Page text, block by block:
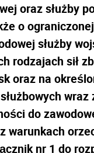
oraz służby
o
służby
rodzajach sił
oraz na
wraz
do
warunkach
nr 1 do